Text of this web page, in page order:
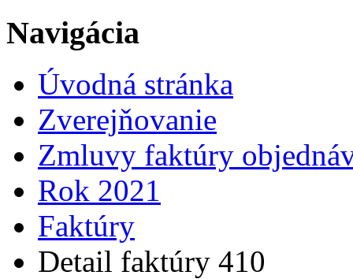
Navigácia
Úvodná stránka
Zverejňovanie
Zmluvy faktúry
Rok 2021
Faktúry
Detail faktúry 410